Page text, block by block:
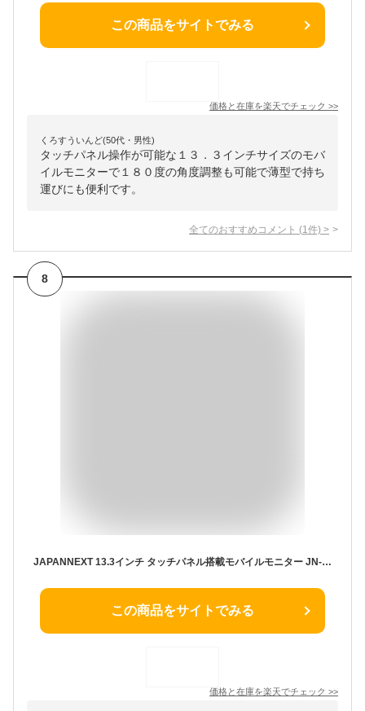
この商品をサイトでみる
価格と在庫を楽天でチェック >>
くろすういんど(50代・男性)
タッチパネル操作が可能な１３．３インチサイズのモバ
イルモニターで１８０度の角度調整も可能で薄型で持ち
運びにも便利です。
全てのおすすめコメント (1 件) >
8
JAPANNEXT 13.3インチ タッチパネル搭載モバイルモニター JN-MD-IPS133FHDR-T 保護 フィルム OverLay Absorber 高光沢 衝撃吸収 抗菌
この商品をサイトでみる
価格と在庫を楽天でチェック >>